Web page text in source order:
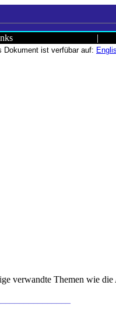
|
Dokument ist verfübar auf:
verwandte Themen wie